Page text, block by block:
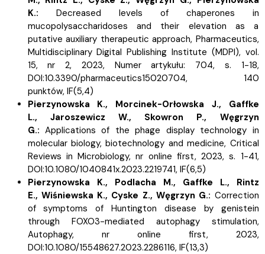
K.:
Decreased levels of chaperones in
mucopolysaccharidoses and their elevation as a
putative auxiliary therapeutic approach, Pharmaceutics,
Multidisciplinary Digital Publishing Institute (MDPI), vol.
15, nr 2, 2023, Numer artykułu: 704, s.
1-18,
DOI:10.3390/pharmaceutics15020704, 140
punktów, IF(5,4)
Pierzynowska K.,
Morcinek-Orłowska J.,
Gaffke
L.,
Jaroszewicz W., Skowron P.,
Węgrzyn
G.: Applications of the phage display technology in
molecular biology, biotechnology and medicine, Critical
Reviews in Microbiology, nr online first, 2023, s. 1-41,
DOI:10.1080/1040841x.2023.2219741, IF(6,5)
Pierzynowska K.,
Podlacha M., Gaffke L.,
Rintz
E., Wiśniewska K., Cyske Z., Węgrzyn G.: Correction
of symptoms of Huntington disease by genistein
through FOXO3-mediated autophagy stimulation,
Autophagy, nr online first, 2023,
DOI:10.1080/15548627.2023.2286116, IF(13,3)